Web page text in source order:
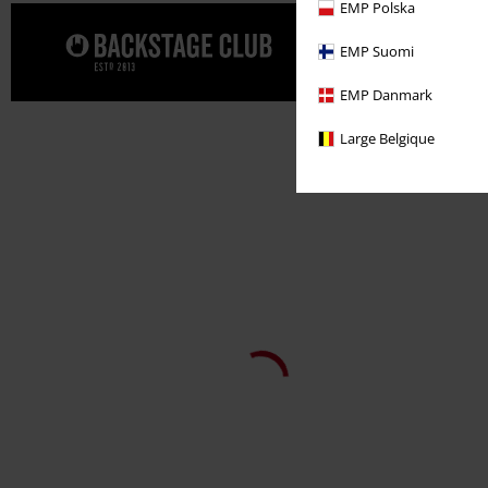
EMP Polska
EMP Suomi
EMP Danmark
Large Belgique
Dopřejte si